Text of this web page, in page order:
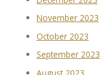
November 2023
October 2023
September 2023